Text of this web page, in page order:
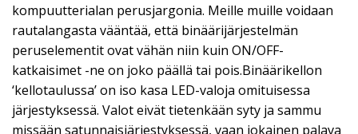
kompuutterialan perusjargonia. Meille muille voidaan
rautalangasta vääntää, että binäärijärjestelmän
peruselementit ovat vähän niin kuin ON/OFF-
katkaisimet -ne on joko päällä tai pois.Binäärikellon
‘kellotaulussa’ on iso kasa LED-valoja omituisessa
järjestyksessä. Valot eivät tietenkään syty ja sammu
missään satunnaisjärjestyksessä, vaan jokainen palava